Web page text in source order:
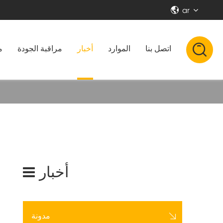
 ar
مراقبة الجودة أخبار الموارد اتصل بنا 
أخبار
مدونة 